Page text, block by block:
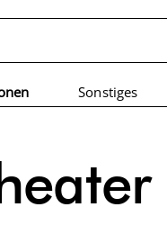
Sonstiges